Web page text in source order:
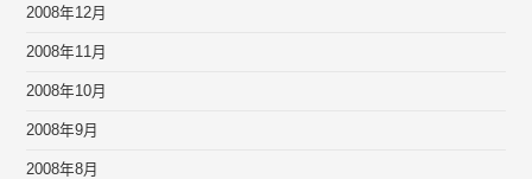
2008年12月
2008年11月
2008年10月
2008年9月
2008年8月